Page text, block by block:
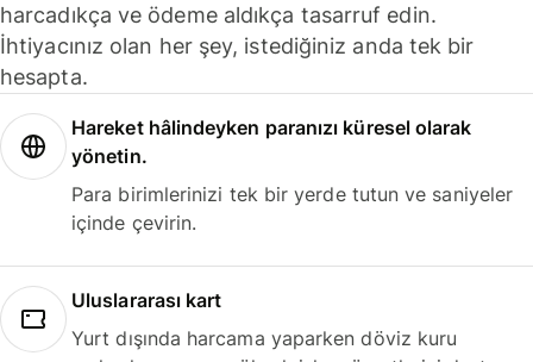
harcadıkça ve ödeme aldıkça tasarruf edin.
İhtiyacınız olan her şey, istediğiniz anda tek bir
hesapta.
Hareket hâlindeyken paranızı küresel olarak
yönetin.
Para birimlerinizi tek bir yerde tutun ve saniyeler
içinde çevirin.
Uluslararası kart
Yurt dışında harcama yaparken döviz kuru